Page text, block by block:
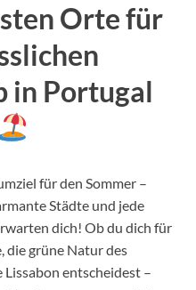
Orte für
in Portugal
für den Sommer –
Städte und jede
dich! Ob du dich für
die grüne Natur des
entscheidest –